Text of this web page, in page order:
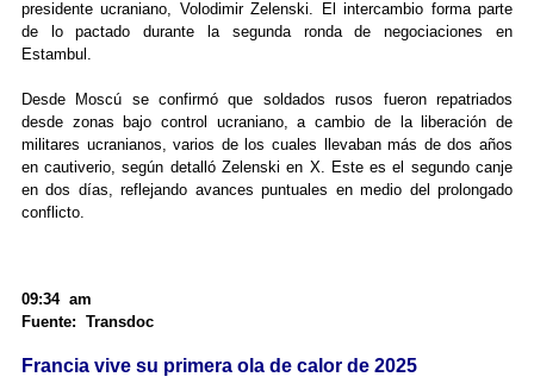
presidente ucraniano, Volodimir Zelenski. El intercambio forma parte
de lo pactado durante la segunda ronda de negociaciones en
Estambul.
Desde Moscú se confirmó que soldados rusos fueron repatriados
desde zonas bajo control ucraniano, a cambio de la liberación de
militares ucranianos, varios de los cuales llevaban más de dos años
en cautiverio, según detalló Zelenski en X. Este es el segundo canje
en dos días, reflejando avances puntuales en medio del prolongado
conflicto.
09:34 am
Fuente: Transdoc
Francia vive su primera ola de calor de 2025